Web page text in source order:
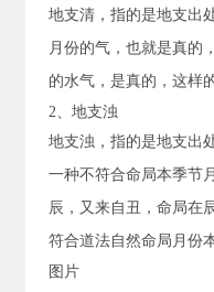
地支清，指的是地支出
月份的气，也就是真的
的水气，是真的，这样
2、地支浊
地支浊，指的是地支出
一种不符合命局本季节
辰，又来自丑，命局在
符合道法自然命局月份
图片